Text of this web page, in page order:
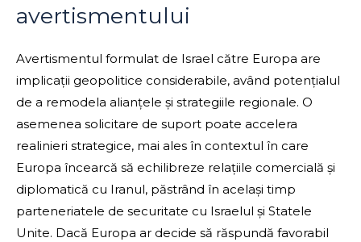
avertismentului
Avertismentul formulat de Israel către Europa are
implicații geopolitice considerabile, având potențialul
de a remodela alianțele și strategiile regionale. O
asemenea solicitare de suport poate accelera
realinieri strategice, mai ales în contextul în care
Europa încearcă să echilibreze relațiile comercială și
diplomatică cu Iranul, păstrând în același timp
parteneriatele de securitate cu Israelul și Statele
Unite. Dacă Europa ar decide să răspundă favorabil